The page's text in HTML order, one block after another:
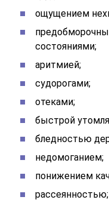
ощущением
состояниями;
аритмией;
судорогами;
отеками;
быстрой
бледностью
недомоганием;
понижением
рассеянностью;